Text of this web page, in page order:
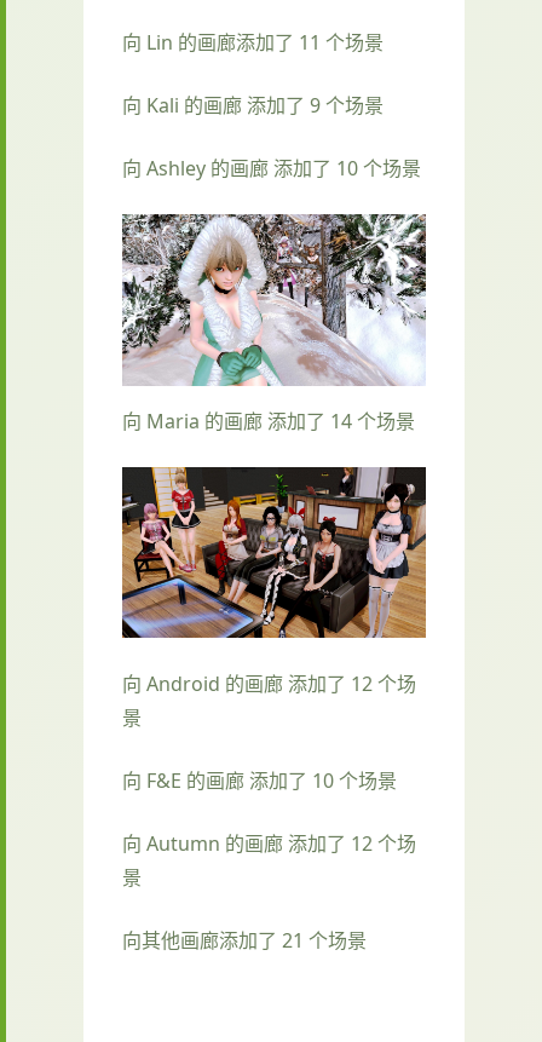
向 Lin 的画廊添加了 11 个场景
向 Kali 的画廊 添加了 9 个场景
向 Ashley 的画廊 添加了 10 个场景
向 Maria 的画廊 添加了 14 个场景
向 Android 的画廊 添加了 12 个场
景
向 F&E 的画廊 添加了 10 个场景
向 Autumn 的画廊 添加了 12 个场
景
向其他画廊添加了 21 个场景